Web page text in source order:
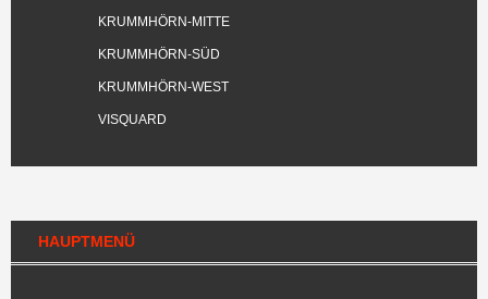
KRUMMHÖRN-MITTE
KRUMMHÖRN-SÜD
KRUMMHÖRN-WEST
VISQUARD
HAUPTMENÜ